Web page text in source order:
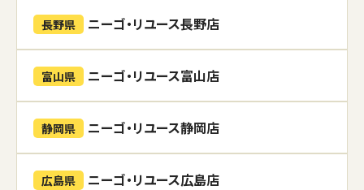
長野県 ニーゴ・リユース長野店
富山県 ニーゴ・リユース富山店
静岡県 ニーゴ・リユース静岡店
広島県 ニーゴ・リユース広島店